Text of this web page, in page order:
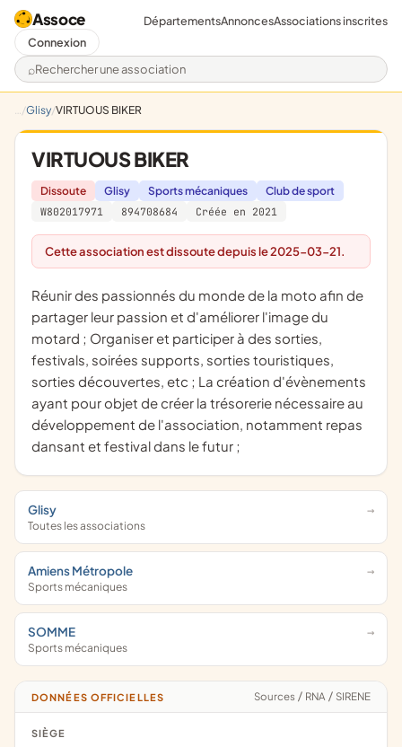
Assoce
Rechercher une association
DépartementsAnnoncesAssociations inscrites
Connexion
Glisy VIRTUOUS BIKER
VIRTUOUS BIKER
Dissoute Glisy Sports mécaniques
Club de sport
W802017971
894708684 Créée en 2021
Cette association est dissoute depuis le 2025-03-21.
réunir des passionnés du monde de la moto afin de
partager leur passion et d'améliorer l'image du
motard ; Organiser et participer à des sorties,
festivals, soirées supports, sorties touristiques,
sorties découvertes, etc ; La création d'évènements
ayant pour objet de créer la trésorerie nécessaire au
développement de l'association, notamment repas
dansant et festival dans le futur ;
Glisy
Toutes les associations
Amiens Métropole
Sports mécaniques
SOMME
Sports mécaniques
DONNÉES OFFICIELLES Sources / RNA / SIRENE
SIÈGE